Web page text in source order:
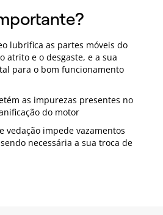
lubrifica as partes móveis do
atrito e o desgaste, e a sua
para o bom funcionamento
as impurezas presentes no
do motor
vedação impede vazamentos
necessária a sua troca de